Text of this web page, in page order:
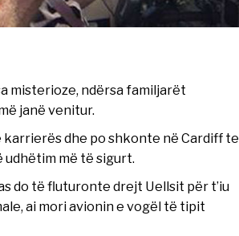
misterioze, ndërsa familjarët
janë venitur.
dhe po shkonte në Cardiff te
udhëtim më të sigurt.
do të fluturonte drejt Uellsit për t’iu
ai mori avionin e vogël të tipit